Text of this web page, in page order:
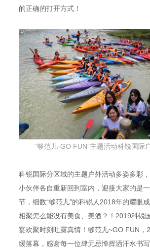
的正确的打开方式！
“够范儿·GO FUN”主题活动科锐国际
科锐国际分区域的主题户外活动多姿多彩
小伙伴各自重新回到室内，迎接大家的是
节，细数“够范儿”的科锐人2018年的耀眼
相聚怎么能没有美食、美酒？！2019科锐
宴欢聚时刻吐露真情！够范儿~GO FUN，
缓落幕，感谢每一位肆无忌惮挥洒汗水书